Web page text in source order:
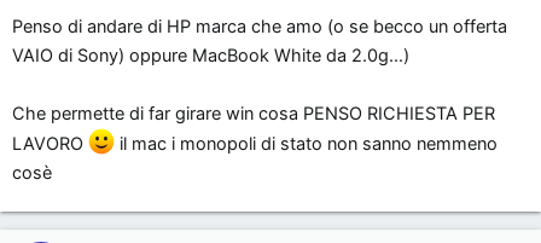
Penso di andare di HP marca che amo (o se becco un offerta
VAIO di Sony) oppure MacBook White da 2.0g...)
Che permette di far girare win cosa PENSO RICHIESTA PER
LAVORO
il mac i monopoli di stato non sanno nemmeno
cosè